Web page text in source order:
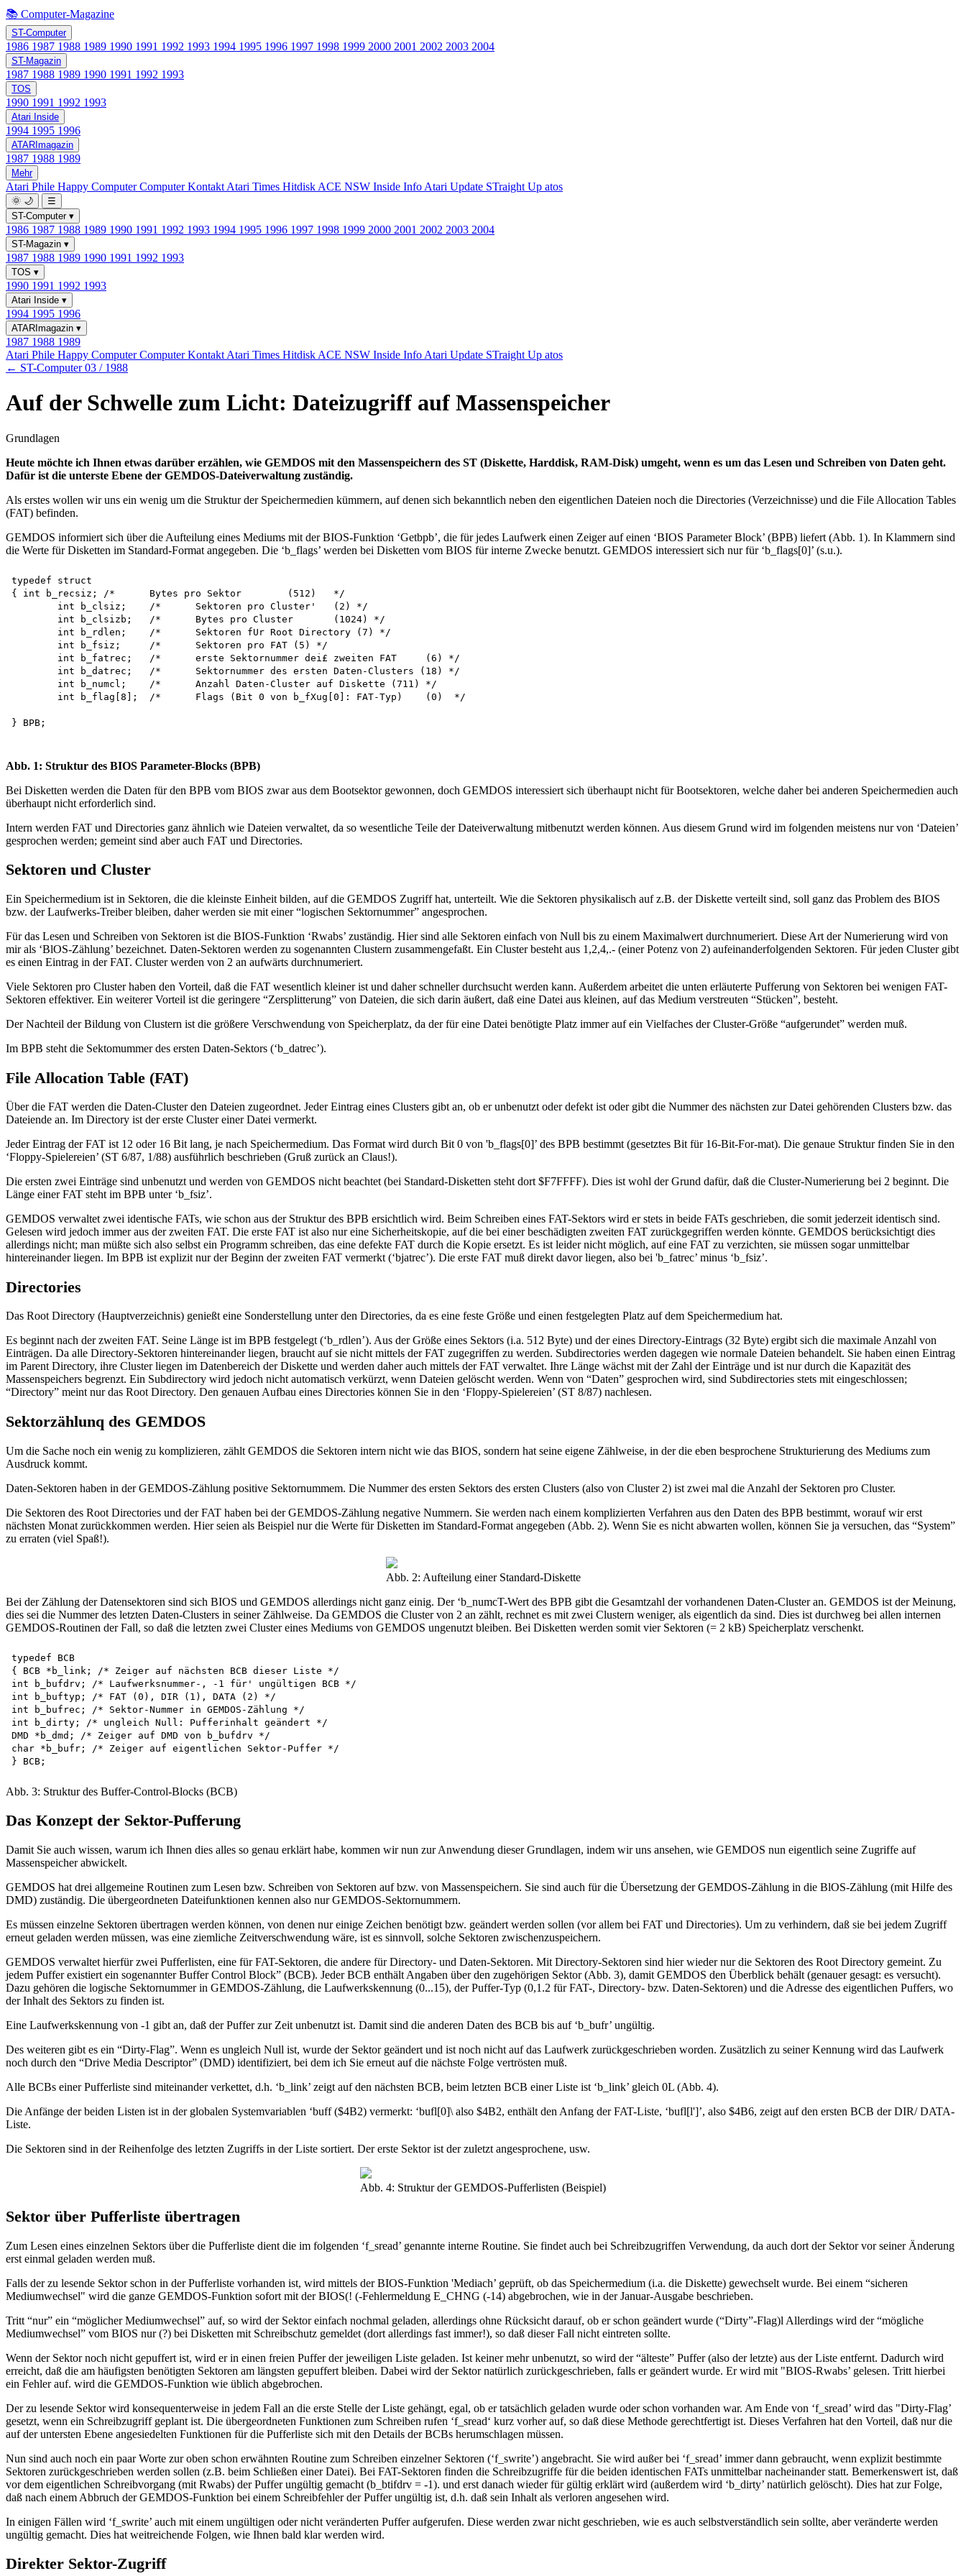
📚 Computer-Magazine
ST-Computer
1986 1987 1988 1989 1990 1991 1992 1993 1994 1995 1996 1997 1998 1999 2000 2001 2002 2003 2004
ST-Magazin
1987 1988 1989 1990 1991 1992 1993
TOS
1990 1991 1992 1993
Atari Inside
1994 1995 1996
ATARImagazin
1987 1988 1989
Mehr
Atari Phile Happy ComputerComputer Kontakt Atari Times Hitdisk ACE NSW Inside Info Atari Update STraight Up atos
🌞 🌙
☰
ST-Computer ▾
1986 1987 1988 1989 1990 1991 1992 1993 1994 1995 1996 1997 1998 1999 2000 2001 2002 2003 2004
ST-Magazin ▾
1987 1988 1989 1990 1991 1992 1993
TOS ▾
1990 1991 1992 1993
Atari Inside ▾
1994 1995 1996
ATARImagazin ▾
1987 1988 1989
Atari Phile Happy ComputerComputer Kontakt Atari Times Hitdisk ACE NSW Inside Info Atari Update STraight Up atos
← ST-Computer 03 / 1988
Auf der Schwelle zum Licht: Dateizugriff auf Massenspeicher
Grundlagen
Heute möchte ich Ihnen etwas darüber erzählen, wie GEMDOS mit den Massenspeichern des ST (Diskette, Harddisk, RAM-Disk) umgeht, wenn es um das Lesen und Schreiben von Daten geht.
Dafür ist die unterste Ebene der GEMDOS-Dateiverwaltung zuständig.
Als erstes wollen wir uns ein wenig um die Struktur der Speichermedien kümmern, auf denen sich bekanntlich neben den eigentlichen Dateien noch die Directories (Verzeichnisse) und die File Allocation Tables
(FAT) befinden.
GEMDOS informiert sich über die Aufteilung eines Mediums mit der BIOS-Funktion ‘Getbpb’, die für jedes Laufwerk einen Zeiger auf einen ‘BIOS Parameter Block’ (BPB) liefert (Abb. 1). In Klammern sind
die Werte für Disketten im Standard-Format angegeben. Die ‘b_flags’ werden bei Disketten vom BIOS für interne Zwecke benutzt. GEMDOS interessiert sich nur für ‘b_flags[0]’ (s.u.).
typedef struct
{ int b_recsiz;	/*	Bytes pro Sektor	(512)	*/
} BPB;
Abb. 1: Struktur des BIOS Parameter-Blocks (BPB)
Bei Disketten werden die Daten für den BPB vom BIOS zwar aus dem Bootsektor gewonnen, doch GEMDOS interessiert sich überhaupt nicht für Bootsektoren, welche daher bei anderen Speichermedien auch
überhaupt nicht erforderlich sind.
Intern werden FAT und Directories ganz ähnlich wie Dateien verwaltet, da so wesentliche Teile der Dateiverwaltung mitbenutzt werden können. Aus diesem Grund wird im folgenden meistens nur von ‘Dateien’
gesprochen werden; gemeint sind aber auch FAT und Directories.
Sektoren und Cluster
Ein Speichermedium ist in Sektoren, die die kleinste Einheit bilden, auf die GEMDOS Zugriff hat, unterteilt. Wie die Sektoren physikalisch auf z.B. der Diskette verteilt sind, soll ganz das Problem des BIOS
bzw. der Laufwerks-Treiber bleiben, daher werden sie mit einer “logischen Sektornummer” angesprochen.
Für das Lesen und Schreiben von Sektoren ist die BIOS-Funktion ‘Rwabs’ zuständig. Hier sind alle Sektoren einfach von Null bis zu einem Maximalwert durchnumeriert. Diese Art der Numerierung wird von
mir als ‘BlOS-Zählung’ bezeichnet. Daten-Sektoren werden zu sogenannten Clustern zusammengefaßt. Ein Cluster besteht aus 1,2,4,.- (einer Potenz von 2) aufeinanderfolgenden Sektoren. Für jeden Cluster gibt
es einen Eintrag in der FAT. Cluster werden von 2 an aufwärts durchnumeriert.
Viele Sektoren pro Cluster haben den Vorteil, daß die FAT wesentlich kleiner ist und daher schneller durchsucht werden kann. Außerdem arbeitet die unten erläuterte Pufferung von Sektoren bei wenigen FAT-
Sektoren effektiver. Ein weiterer Vorteil ist die geringere “Zersplitterung” von Dateien, die sich darin äußert, daß eine Datei aus kleinen, auf das Medium verstreuten “Stücken”, besteht.
Der Nachteil der Bildung von Clustern ist die größere Verschwendung von Speicherplatz, da der für eine Datei benötigte Platz immer auf ein Vielfaches der Cluster-Größe “aufgerundet” werden muß.
Im BPB steht die Sektomummer des ersten Daten-Sektors (‘b_datrec’).
File Allocation Table (FAT)
Über die FAT werden die Daten-Cluster den Dateien zugeordnet. Jeder Eintrag eines Clusters gibt an, ob er unbenutzt oder defekt ist oder gibt die Nummer des nächsten zur Datei gehörenden Clusters bzw. das
Dateiende an. Im Directory ist der erste Cluster einer Datei vermerkt.
Jeder Eintrag der FAT ist 12 oder 16 Bit lang, je nach Speichermedium. Das Format wird durch Bit 0 von 'b_flags[0]’ des BPB bestimmt (gesetztes Bit für 16-Bit-For-mat). Die genaue Struktur finden Sie in den
‘Floppy-Spielereien’ (ST 6/87, 1/88) ausführlich beschrieben (Gruß zurück an Claus!).
Die ersten zwei Einträge sind unbenutzt und werden von GEMDOS nicht beachtet (bei Standard-Disketten steht dort $F7FFFF). Dies ist wohl der Grund dafür, daß die Cluster-Numerierung bei 2 beginnt. Die
Länge einer FAT steht im BPB unter ‘b_fsiz’.
GEMDOS verwaltet zwei identische FATs, wie schon aus der Struktur des BPB ersichtlich wird. Beim Schreiben eines FAT-Sektors wird er stets in beide FATs geschrieben, die somit jederzeit identisch sind.
Gelesen wird jedoch immer aus der zweiten FAT. Die erste FAT ist also nur eine Sicherheitskopie, auf die bei einer beschädigten zweiten FAT zurückgegriffen werden könnte. GEMDOS berücksichtigt dies
allerdings nicht; man müßte sich also selbst ein Programm schreiben, das eine defekte FAT durch die Kopie ersetzt. Es ist leider nicht möglich, auf eine FAT zu verzichten, sie müssen sogar unmittelbar
hintereinander liegen. Im BPB ist explizit nur der Beginn der zweiten FAT vermerkt (‘bjatrec’). Die erste FAT muß direkt davor liegen, also bei 'b_fatrec’ minus ‘b_fsiz’.
Directories
Das Root Directory (Hauptverzeichnis) genießt eine Sonderstellung unter den Directories, da es eine feste Größe und einen festgelegten Platz auf dem Speichermedium hat.
Es beginnt nach der zweiten FAT. Seine Länge ist im BPB festgelegt (‘b_rdlen’). Aus der Größe eines Sektors (i.a. 512 Byte) und der eines Directory-Eintrags (32 Byte) ergibt sich die maximale Anzahl von
Einträgen. Da alle Directory-Sektoren hintereinander liegen, braucht auf sie nicht mittels der FAT zugegriffen zu werden. Subdirectories werden dagegen wie normale Dateien behandelt. Sie haben einen Eintrag
im Parent Directory, ihre Cluster liegen im Datenbereich der Diskette und werden daher auch mittels der FAT verwaltet. Ihre Länge wächst mit der Zahl der Einträge und ist nur durch die Kapazität des
Massenspeichers begrenzt. Ein Subdirectory wird jedoch nicht automatisch verkürzt, wenn Dateien gelöscht werden. Wenn von “Daten” gesprochen wird, sind Subdirectories stets mit eingeschlossen;
“Directory” meint nur das Root Directory. Den genauen Aufbau eines Directories können Sie in den ‘Floppy-Spielereien’ (ST 8/87) nachlesen.
Sektorzählunq des GEMDOS
Um die Sache noch ein wenig zu komplizieren, zählt GEMDOS die Sektoren intern nicht wie das BIOS, sondern hat seine eigene Zählweise, in der die eben besprochene Strukturierung des Mediums zum
Ausdruck kommt.
Daten-Sektoren haben in der GEMDOS-Zählung positive Sektornummem. Die Nummer des ersten Sektors des ersten Clusters (also von Cluster 2) ist zwei mal die Anzahl der Sektoren pro Cluster.
Die Sektoren des Root Directories und der FAT haben bei der GEMDOS-Zählung negative Nummern. Sie werden nach einem komplizierten Verfahren aus den Daten des BPB bestimmt, worauf wir erst
nächsten Monat zurückkommen werden. Hier seien als Beispiel nur die Werte für Disketten im Standard-Format angegeben (Abb. 2). Wenn Sie es nicht abwarten wollen, können Sie ja versuchen, das “System”
zu erraten (viel Spaß!).
Abb. 2: Aufteilung einer Standard-Diskette
Bei der Zählung der Datensektoren sind sich BIOS und GEMDOS allerdings nicht ganz einig. Der ‘b_numcT-Wert des BPB gibt die Gesamtzahl der vorhandenen Daten-Cluster an. GEMDOS ist der Meinung,
dies sei die Nummer des letzten Daten-Clusters in seiner Zählweise. Da GEMDOS die Cluster von 2 an zählt, rechnet es mit zwei Clustern weniger, als eigentlich da sind. Dies ist durchweg bei allen internen
GEMDOS-Routinen der Fall, so daß die letzten zwei Cluster eines Mediums von GEMDOS ungenutzt bleiben. Bei Disketten werden somit vier Sektoren (= 2 kB) Speicherplatz verschenkt.
typedef BCB
{ BCB *b_link; /* Zeiger auf nächsten BCB dieser Liste */
int b_bufdrv; /* Laufwerksnummer-, -1 für' ungültigen BCB */
int b_buftyp; /* FAT (0), DIR (1), DATA (2) */
int b_bufrec; /* Sektor-Nummer in GEMDOS-Zählung */
int b_dirty; /* ungleich Null: Pufferinhalt geändert */
DMD *b_dmd; /* Zeiger auf DMD von b_bufdrv */
char *b_bufr; /* Zeiger auf eigentlichen Sektor-Puffer */
Abb. 3: Struktur des Buffer-Control-Blocks (BCB)
Das Konzept der Sektor-Pufferung
Damit Sie auch wissen, warum ich Ihnen dies alles so genau erklärt habe, kommen wir nun zur Anwendung dieser Grundlagen, indem wir uns ansehen, wie GEMDOS nun eigentlich seine Zugriffe auf
Massenspeicher abwickelt.
GEMDOS hat drei allgemeine Routinen zum Lesen bzw. Schreiben von Sektoren auf bzw. von Massenspeichern. Sie sind auch für die Übersetzung der GEMDOS-Zählung in die BlOS-Zählung (mit Hilfe des
DMD) zuständig. Die übergeordneten Dateifunktionen kennen also nur GEMDOS-Sektornummern.
Es müssen einzelne Sektoren übertragen werden können, von denen nur einige Zeichen benötigt bzw. geändert werden sollen (vor allem bei FAT und Directories). Um zu verhindern, daß sie bei jedem Zugriff
erneut geladen werden müssen, was eine ziemliche Zeitverschwendung wäre, ist es sinnvoll, solche Sektoren zwischenzuspeichern.
GEMDOS verwaltet hierfür zwei Pufferlisten, eine für FAT-Sektoren, die andere für Directory- und Daten-Sektoren. Mit Directory-Sektoren sind hier wieder nur die Sektoren des Root Directory gemeint. Zu
jedem Puffer existiert ein sogenannter Buffer Control Block” (BCB). Jeder BCB enthält Angaben über den zugehörigen Sektor (Abb. 3), damit GEMDOS den Überblick behält (genauer gesagt: es versucht).
Dazu gehören die logische Sektornummer in GEMDOS-Zählung, die Laufwerkskennung (0...15), der Puffer-Typ (0,1.2 für FAT-, Directory- bzw. Daten-Sektoren) und die Adresse des eigentlichen Puffers, wo
der Inhalt des Sektors zu finden ist.
Eine Laufwerkskennung von -1 gibt an, daß der Puffer zur Zeit unbenutzt ist. Damit sind die anderen Daten des BCB bis auf ‘b_bufr’ ungültig.
Des weiteren gibt es ein “Dirty-Flag”. Wenn es ungleich Null ist, wurde der Sektor geändert und ist noch nicht auf das Laufwerk zurückgeschrieben worden. Zusätzlich zu seiner Kennung wird das Laufwerk
noch durch den “Drive Media Descriptor” (DMD) identifiziert, bei dem ich Sie erneut auf die nächste Folge vertrösten muß.
Alle BCBs einer Pufferliste sind miteinander verkettet, d.h. ‘b_link’ zeigt auf den nächsten BCB, beim letzten BCB einer Liste ist ‘b_link’ gleich 0L (Abb. 4).
Die Anfänge der beiden Listen ist in der globalen Systemvariablen ‘buff ($4B2) vermerkt: ‘bufl[0]\ also $4B2, enthält den Anfang der FAT-Liste, ‘bufl[l']’, also $4B6, zeigt auf den ersten BCB der DIR/ DATA-
Liste.
Die Sektoren sind in der Reihenfolge des letzten Zugriffs in der Liste sortiert. Der erste Sektor ist der zuletzt angesprochene, usw.
Abb. 4: Struktur der GEMDOS-Pufferlisten (Beispiel)
Sektor über Pufferliste übertragen
Zum Lesen eines einzelnen Sektors über die Pufferliste dient die im folgenden ‘f_sread’ genannte interne Routine. Sie findet auch bei Schreibzugriffen Verwendung, da auch dort der Sektor vor seiner Änderung
erst einmal geladen werden muß.
Falls der zu lesende Sektor schon in der Pufferliste vorhanden ist, wird mittels der BIOS-Funktion 'Mediach’ geprüft, ob das Speichermedium (i.a. die Diskette) gewechselt wurde. Bei einem “sicheren
Mediumwechsel" wird die ganze GEMDOS-Funktion sofort mit der BIOS(! (-Fehlermeldung E_CHNG (-14) abgebrochen, wie in der Januar-Ausgabe beschrieben.
Tritt “nur” ein “möglicher Mediumwechsel” auf, so wird der Sektor einfach nochmal geladen, allerdings ohne Rücksicht darauf, ob er schon geändert wurde (“Dirty”-Flag)l Allerdings wird der “mögliche
Mediumwechsel” vom BIOS nur (?) bei Disketten mit Schreibschutz gemeldet (dort allerdings fast immer!), so daß dieser Fall nicht eintreten sollte.
Wenn der Sektor noch nicht gepuffert ist, wird er in einen freien Puffer der jeweiligen Liste geladen. Ist keiner mehr unbenutzt, so wird der “älteste” Puffer (also der letzte) aus der Liste entfernt. Dadurch wird
erreicht, daß die am häufigsten benötigten Sektoren am längsten gepuffert bleiben. Dabei wird der Sektor natürlich zurückgeschrieben, falls er geändert wurde. Er wird mit "BIOS-Rwabs’ gelesen. Tritt hierbei
ein Fehler auf. wird die GEMDOS-Funktion wie üblich abgebrochen.
Der zu lesende Sektor wird konsequenterweise in jedem Fall an die erste Stelle der Liste gehängt, egal, ob er tatsächlich geladen wurde oder schon vorhanden war. Am Ende von ‘f_sread’ wird das "Dirty-Flag’
gesetzt, wenn ein Schreibzugriff geplant ist. Die übergeordneten Funktionen zum Schreiben rufen ‘f_sread‘ kurz vorher auf, so daß diese Methode gerechtfertigt ist. Dieses Verfahren hat den Vorteil, daß nur die
auf der untersten Ebene angesiedelten Funktionen für die Pufferliste sich mit den Details der BCBs herumschlagen müssen.
Nun sind auch noch ein paar Worte zur oben schon erwähnten Routine zum Schreiben einzelner Sektoren (‘f_swrite’) angebracht. Sie wird außer bei ‘f_sread’ immer dann gebraucht, wenn explizit bestimmte
Sektoren zurückgeschrieben werden sollen (z.B. beim Schließen einer Datei). Bei FAT-Sektoren finden die Schreibzugriffe für die beiden identischen FATs unmittelbar nacheinander statt. Bemerkenswert ist, daß
vor dem eigentlichen Schreibvorgang (mit Rwabs) der Puffer ungültig gemacht (b_btifdrv = -1). und erst danach wieder für gültig erklärt wird (außerdem wird ‘b_dirty’ natürlich gelöscht). Dies hat zur Folge,
daß nach einem Abbruch der GEMDOS-Funktion bei einem Schreibfehler der Puffer ungültig ist, d.h. daß sein Inhalt als verloren angesehen wird.
In einigen Fällen wird ‘f_swrite’ auch mit einem ungültigen oder nicht veränderten Puffer aufgerufen. Diese werden zwar nicht geschrieben, wie es auch selbstverständlich sein sollte, aber veränderte werden
ungültig gemacht. Dies hat weitreichende Folgen, wie Ihnen bald klar werden wird.
Direkter Sektor-Zugriff